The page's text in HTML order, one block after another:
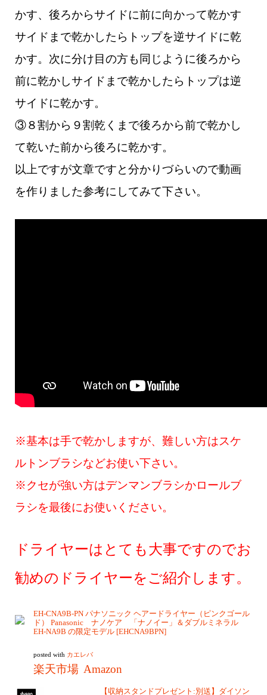
かす、後ろからサイドに前に向かって乾かす
サイドまで乾かしたらトップを逆サイドに乾
かす。 次に分け目の方も同じように後ろから
前に乾かしサイドまで乾かしたらトップは逆
サイドに乾かす。
③８割から９割乾くまで後ろから前で乾かし
て乾いた前から後ろに乾かす。
以上ですが文章ですと分かりづらいので動画
を作りました参考にしてみて下さい。
※基本は手で乾かしますが、難しい方はスケ
ルトンブラシなどお使い下さい。
※クセが強い方はデンマンブラシかロールブ
ラシを最後にお使いください。
ドライヤーはとても大事ですのでお
勧めのドライヤーをご紹介します。
EH-CNA9B-PN パナソニック ヘアードライヤー（ピンクゴール
ド） Panasonic ナノケア 「ナノイー」＆ダブルミネラル
EH-NA9B の限定モデル [EHCNA9BPN]
posted with カエレバ
楽天市場 Amazon
【収納スタンドプレゼント:別送】ダイソン